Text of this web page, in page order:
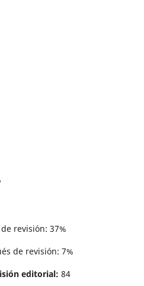
revisi´on: 37%
de revisión: 7%
editorial: 84